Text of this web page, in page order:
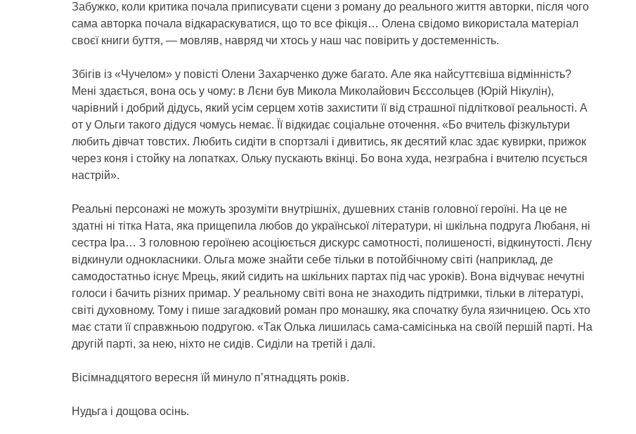
Забужко, коли критика почала приписувати сцени з роману до реального життя авторки, після чого
сама авторка почала відкараскуватися, що то все фікція… Олена свідомо використала матеріал
своєї книги буття, — мовляв, навряд чи хтось у наш час повірить у достеменність.
Збігів із «Чучелом» у повісті Олени Захарченко дуже багато. Але яка найсуттєвіша відмінність?
Мені здається, вона ось у чому: в Лєни був Микола Миколайович Бєссольцев (Юрій Нікулін),
чарівний і добрий дідусь, який усім серцем хотів захистити її від страшної підліткової реальності. А
от у Ольги такого дідуся чомусь немає. Її відкидає соціальне оточення. «Бо вчитель фізкультури
любить дівчат товстих. Любить сидіти в спортзалі і дивитись, як десятий клас здає кувирки, прижок
через коня і стойку на лопатках. Ольку пускають вкінці. Бо вона худа, незграбна і вчителю псується
настрій».
Реальні персонажі не можуть зрозуміти внутрішніх, душевних станів головної героїні. На це не
здатні ні тітка Ната, яка прищепила любов до української літератури, ні шкільна подруга Любаня, ні
сестра Іра… З головною героїнею асоціюється дискурс самотності, полишеності, відкинутості. Лєну
відкинули однокласники. Ольга може знайти себе тільки в потойбічному світі (наприклад, де
самодостатньо існує Мрець, який сидить на шкільних партах під час уроків). Вона відчуває нечутні
голоси і бачить різних примар. У реальному світі вона не знаходить підтримки, тільки в літературі,
світі духовному. Тому і пише загадковий роман про монашку, яка спочатку була язичницею. Ось хто
має стати її справжньою подругою. «Так Олька лишилась сама-самісінька на своїй першій парті. На
другій парті, за нею, ніхто не сидів. Сиділи на третій і далі.
Вісімнадцятого вересня їй минуло п’ятнадцять років.
Нудьга і дощова осінь.